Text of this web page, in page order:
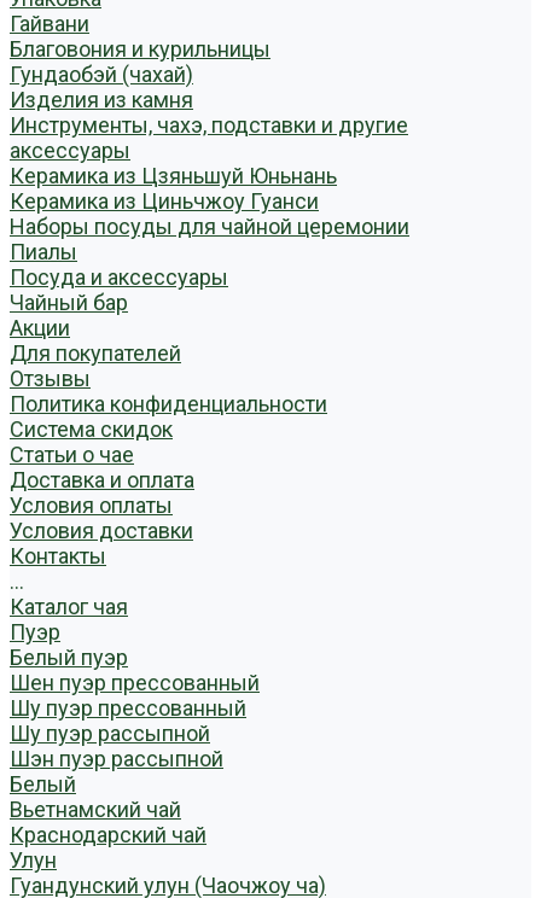
Гайвани
Благовония и курильницы
Гундаобэй (чахай)
Изделия из камня
Инструменты, чахэ, подставки и другие
аксессуары
Керамика из Цзяньшуй Юньнань
Керамика из Циньчжоу Гуанси
Наборы посуды для чайной церемонии
Пиалы
Посуда и аксессуары
Чайный бар
Акции
Для покупателей
Отзывы
Политика конфиденциальности
Система скидок
Статьи о чае
Доставка и оплата
Условия оплаты
Условия доставки
Контакты
...
Каталог чая
Пуэр
Белый пуэр
Шен пуэр прессованный
Шу пуэр прессованный
Шу пуэр рассыпной
Шэн пуэр рассыпной
Белый
Вьетнамский чай
Краснодарский чай
Улун
Гуандунский улун (Чаочжоу ча)